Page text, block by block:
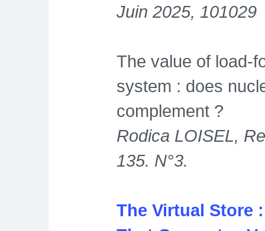
Juin 2025, 101029
The value of load-
system : does
complement ?
Rodica LOISEL,
135. N°3.
The Virtual Store